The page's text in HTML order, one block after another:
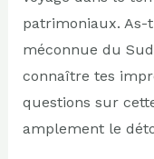
patrimoniaux. As-
méconnue du
connaître tes
questions sur
amplement le